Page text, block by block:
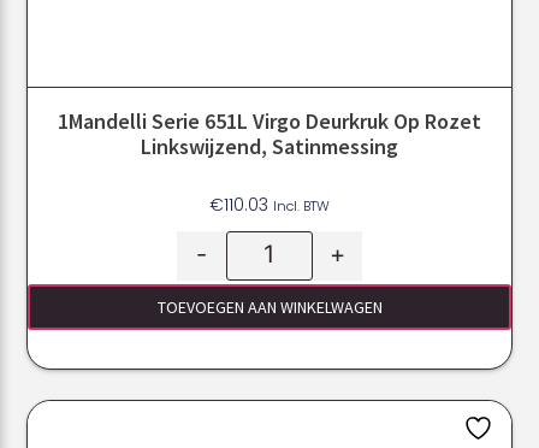
1Mandelli Serie 651L Virgo Deurkruk Op Rozet
Linkswijzend, Satinmessing
€110.03 Incl. BTW
- +
TOEVOEGEN AAN WINKELWAGEN